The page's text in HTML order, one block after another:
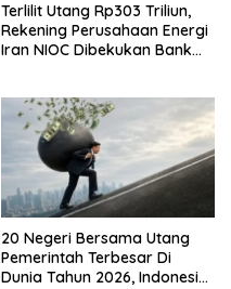
Terlilit Utang Rp303 Triliun,
Rekening Perusahaan Energi
Iran NIOC Dibekukan Bank
20 Negeri Bersama Utang
Pemerintah Terbesar Di
Dunia Tahun 2026, Indonesia